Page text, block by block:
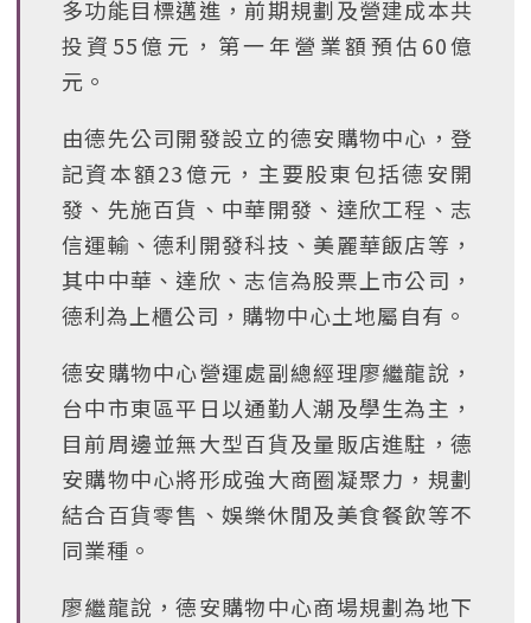
多功能目標邁進，前期規劃及營建成本共
投資55億元，第一年營業額預估60億
元。
由德先公司開發設立的德安購物中心，登
記資本額23億元，主要股東包括德安開
發、先施百貨、中華開發、達欣工程、志
信運輸、德利開發科技、美麗華飯店等，
其中中華、達欣、志信為股票上市公司，
德利為上櫃公司，購物中心土地屬自有。
德安購物中心營運處副總經理廖繼龍說，
台中市東區平日以通勤人潮及學生為主，
目前周邊並無大型百貨及量販店進駐，德
安購物中心將形成強大商圈凝聚力，規劃
結合百貨零售、娛樂休閒及美食餐飲等不
同業種。
廖繼龍說，德安購物中心商場規劃為地下